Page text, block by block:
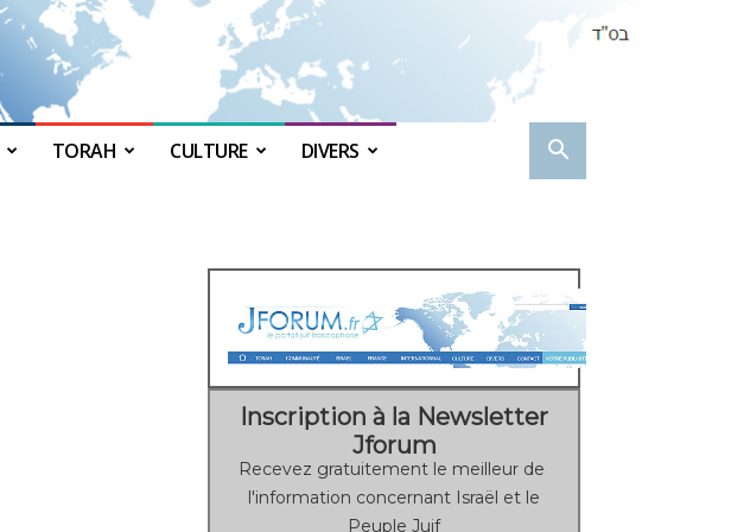
TORAH CULTURE DIVERS
Inscription à la Newsletter
Jforum
Recevez gratuitement le meilleur de
l'information concernant Israël et le
Peuple Juif